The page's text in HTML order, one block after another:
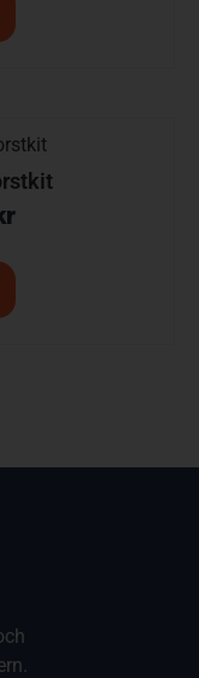
kr